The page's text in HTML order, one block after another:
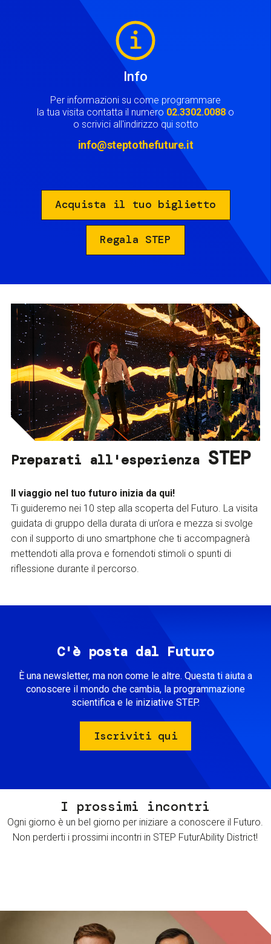
Info
Per informazioni su come programmare
la tua visita contatta il numero 02.3302.0088 o
o scrivici all'indirizzo qui sotto
info@steptothefuture.it
Acquista il tuo biglietto
Regala STEP
Preparati all'esperienza STEP
Il viaggio nel tuo futuro inizia da qui!
Ti guideremo nei 10 step alla scoperta del Futuro. La visita
guidata di gruppo della durata di un’ora e mezza si svolge
con il supporto di uno smartphone che ti accompagnerà
mettendoti alla prova e fornendoti stimoli o spunti di
riflessione durante il percorso.
C'è posta dal Futuro
È una newsletter, ma non come le altre. Questa ti aiuta a
conoscere il mondo che cambia, la programmazione
scientifica e le iniziative STEP.
Iscriviti qui
I prossimi incontri
Ogni giorno è un bel giorno per iniziare a conoscere il Futuro.
Non perderti i prossimi incontri in STEP FuturAbility District!